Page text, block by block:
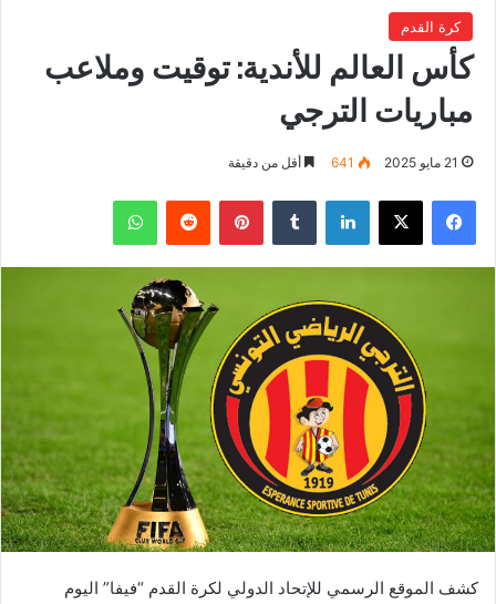
كرة القدم
كأس العالم للأندية: توقيت وملاعب
مباريات الترجي
21 مايو 2025 641 أقل من دقيقة
فيسبوك ‫X لينكدإن بينتيريست واتساب
كشف الموقع الرسمي للإتحاد الدولي لكرة القدم “فيفا” اليوم